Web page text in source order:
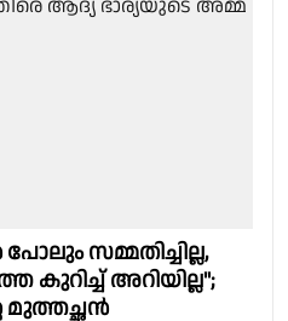
സമ്മതിച്ചില്ല,
കുറിച്ച് അറിയില്ല";
മുത്തച്ഛൻ